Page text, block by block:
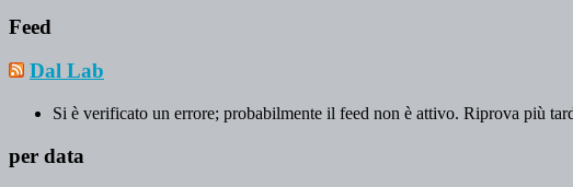
Feed
Dal Lab
Si è verificato un errore; probabilmente il feed non è attivo. Riprova più
per data